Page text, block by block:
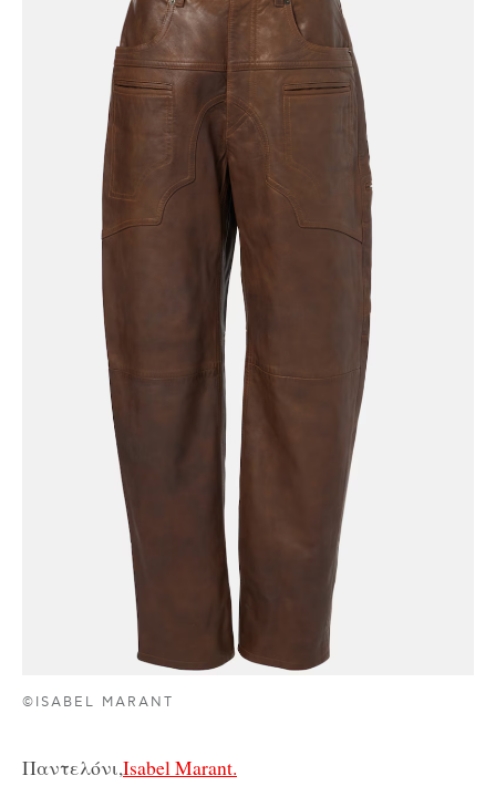
©ISABEL MARANT
Παντελόνι,Isabel Marant.